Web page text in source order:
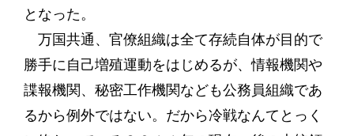
となった。
万国共通、官僚組織は全て存続自体が目的で
勝手に自己増殖運動をはじめるが、情報機関や
諜報機関、秘密工作機関なども公務員組織であ
るから例外ではない。だから冷戦なんてとっく